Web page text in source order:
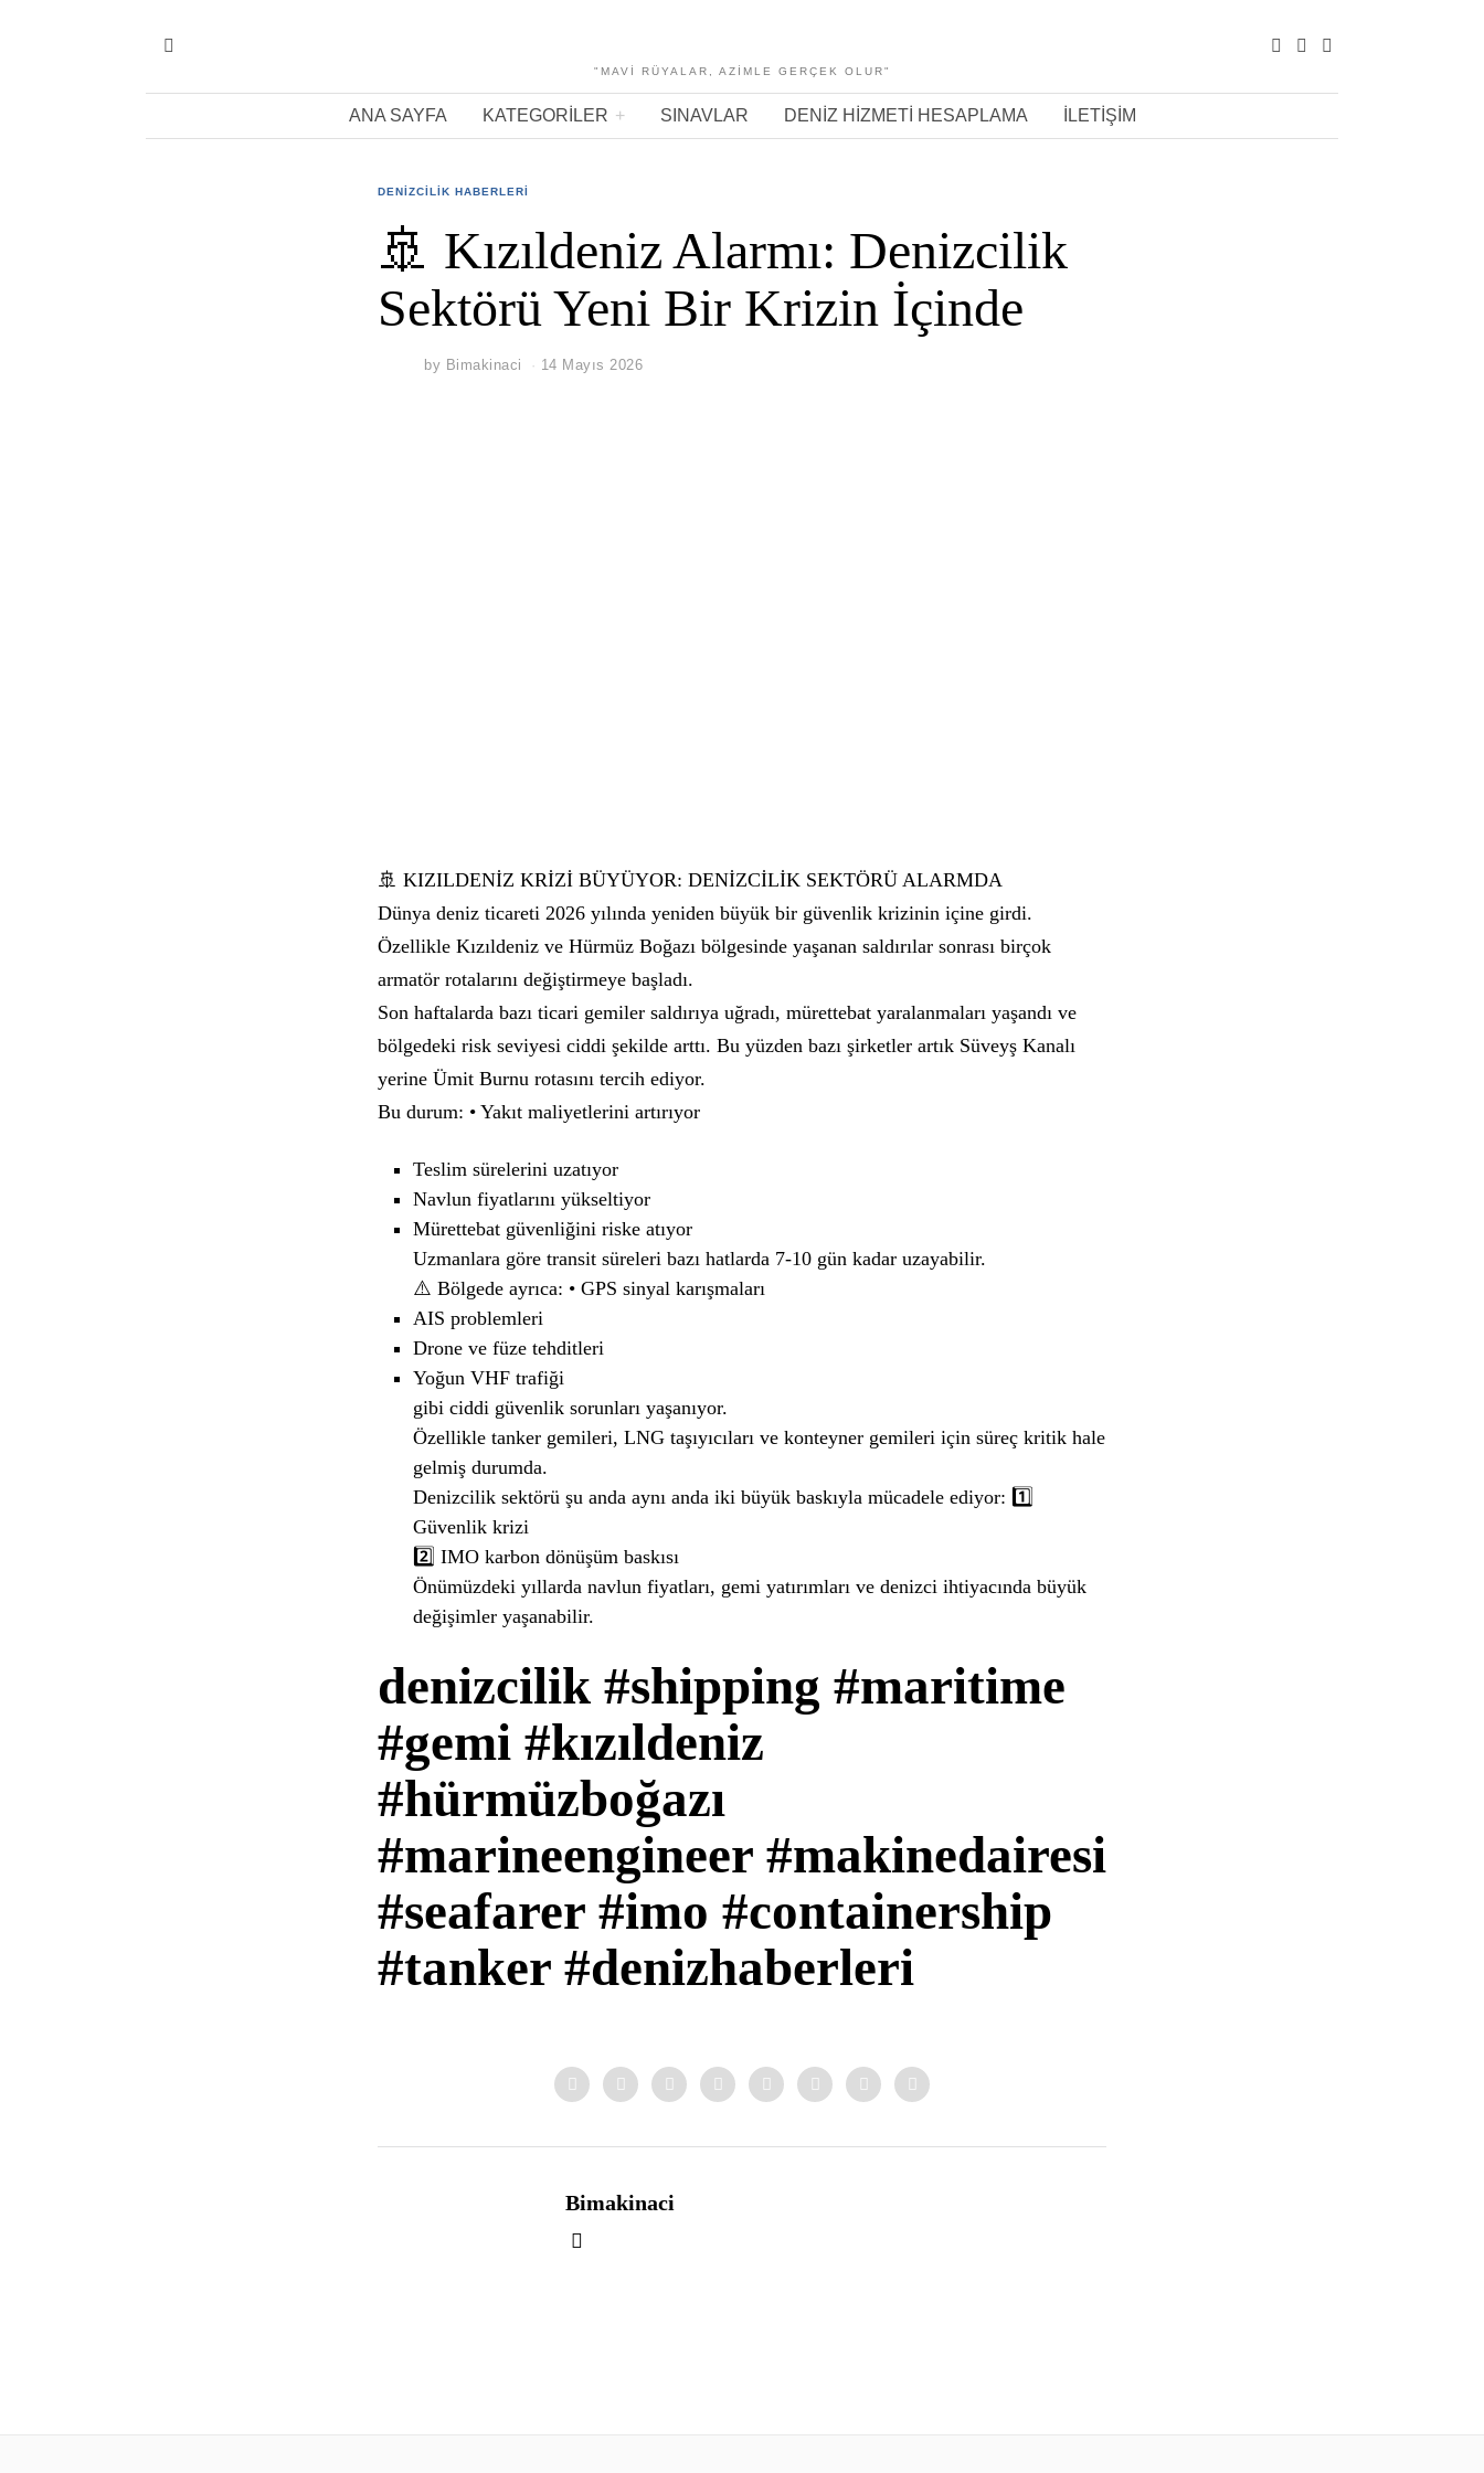
"MAVI RÜYALAR, AZIMLE GERÇEK OLUR"
ANA SAYFA KATEGORILER SINAVLAR DENIZ HIZMETI HESAPLAMA İLETIŞIM
DENIZCILIK HABERLERI
🚢 Kızıldeniz Alarmı: Denizcilik
Sektörü Yeni Bir Krizin İçinde
by Bimakinaci 14 Mayıs 2026
🚢 KIZILDENİZ KRİZİ BÜYÜYOR: DENİZCİLİK SEKTÖRÜ ALARMDA
Dünya deniz ticareti 2026 yılında yeniden büyük bir güvenlik krizinin içine girdi.
Özellikle Kızıldeniz ve Hürmüz Boğazı bölgesinde yaşanan saldırılar sonrası birçok
armatör rotalarını değiştirmeye başladı.
Son haftalarda bazı ticari gemiler saldırıya uğradı, mürettebat yaralanmaları yaşandı ve
bölgedeki risk seviyesi ciddi şekilde arttı. Bu yüzden bazı şirketler artık Süveyş Kanalı
yerine Ümit Burnu rotasını tercih ediyor.
Bu durum: • Yakıt maliyetlerini artırıyor
Teslim sürelerini uzatıyor
Navlun fiyatlarını yükseltiyor
Mürettebat güvenliğini riske atıyor
Uzmanlara göre transit süreleri bazı hatlarda 7-10 gün kadar uzayabilir.
⚠️ Bölgede ayrıca: • GPS sinyal karışmaları
AIS problemleri
Drone ve füze tehditleri
Yoğun VHF trafiği
gibi ciddi güvenlik sorunları yaşanıyor.
Özellikle tanker gemileri, LNG taşıyıcıları ve konteyner gemileri için süreç kritik hale
gelmiş durumda.
Denizcilik sektörü şu anda aynı anda iki büyük baskıyla mücadele ediyor: 1️⃣
Güvenlik krizi
2️⃣ IMO karbon dönüşüm baskısı
Önümüzdeki yıllarda navlun fiyatları, gemi yatırımları ve denizci ihtiyacında büyük
değişimler yaşanabilir.
denizcilik #shipping #maritime
#gemi #kızıldeniz
#hürmüzboğazı
#marineengineer #makinedairesi
#seafarer #imo #containership
#tanker #denizhaberleri
Bimakinaci